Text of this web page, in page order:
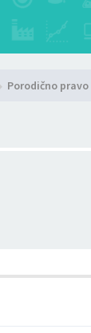
Porodično pravo